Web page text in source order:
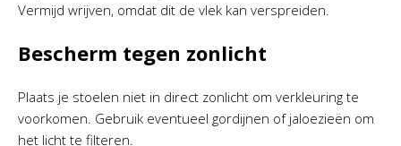
Vermijd wrijven, omdat dit de vlek kan verspreiden.
Bescherm tegen zonlicht
Plaats je stoelen niet in direct zonlicht om verkleuring te
voorkomen. Gebruik eventueel gordijnen of jaloezieën om
het licht te filteren.